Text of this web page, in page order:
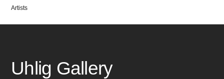
Veröffentlicht
Artists
Uhlig Gallery